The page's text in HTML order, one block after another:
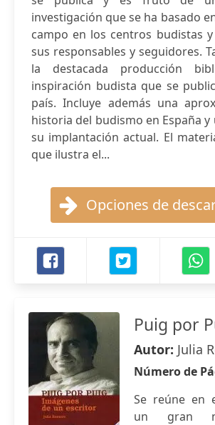
investigación que se ha basado
campo en los centros budistas
sus responsables y seguidores.
la destacada producción
inspiración budista que se
país. Incluye además una
historia del budismo en España
su implantación actual. El
que ilustra el...
Opciones de
Puig por
Autor: Julia
Número de
Se reúne en
un gran